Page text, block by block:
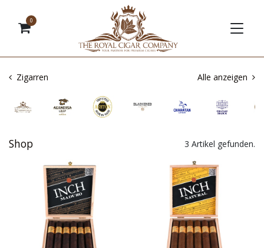
0
Zigarren Alle anzeigen
Shop 3 Artikel gefunden.